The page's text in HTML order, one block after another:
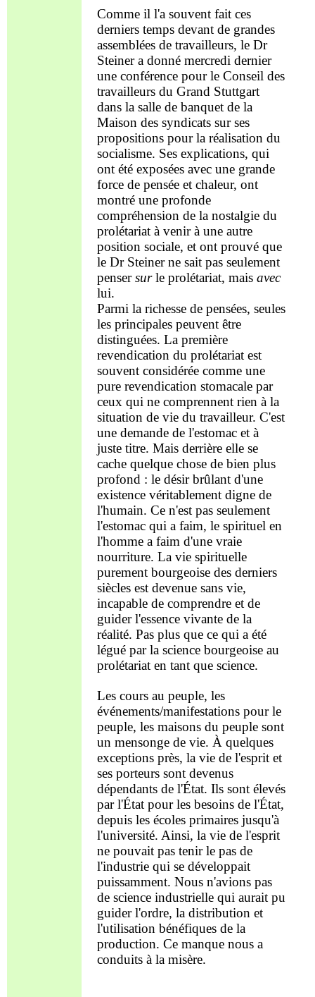
Comme il l'a souvent fait ces
derniers temps devant de grandes
assemblées de travailleurs, le Dr
Steiner a donné mercredi dernier
une conférence pour le Conseil des
travailleurs du Grand Stuttgart
dans la salle de banquet de la
Maison des syndicats sur ses
propositions pour la réalisation du
socialisme. Ses explications, qui
ont été exposéesavec une grande
forcede pensée etchaleur, ont
montré une profonde
compréhension de la nostalgiedu
prolétariat à venir àune autre
position sociale, et ont prouvé que
le Dr Steiner ne sait pas seulement
pensersurleprolétariat, mais avec
lui.
Parmi la richessede pensées, seules
les principales peuvent être
distinguées. La première
revendication du prolétariat est
souvent considérée comme une
purerevendication stomacale par
ceux qui ne comprennent rien à la
situation de vie du travailleur. C'est
une demande de l'estomac et à
juste titre. Mais derrière elle se
cache quelque chose de bien plus
profond : le désir brûlant d'une
existence véritablement digne de
l'humain. Ce n'est pas seulement
l'estomac qui a faim, le spirituel en
l'homme a faim d'une vraie
nourriture. La vie spirituelle
purement bourgeoise des derniers
siècles est devenue sans vie,
incapable de comprendre et de
guider l'essence vivante de la
réalité. Pas plus que ce qui a été
légué par la science bourgeoise au
prolétariat en tant que science.
Les cours au peuple, les
événements/manifestations pour le
peuple, les maisons du peuplesont
un mensonge devie. À quelques
exceptions près, la vie de l'espritet
ses porteurs sont devenus
dépendants de l'État. Ils sont élevés
par l'État pour les besoins de l'État,
depuis les écoles primaires jusqu'à
l'université. Ainsi, la vie de l'esprit
ne pouvait pas tenirle pasde
l'industrie qui se développait
puissamment. Nous n'avions pas
de science industrielle qui aurait pu
guider l'ordre, la distribution et
l'utilisation bénéfiques de la
production. Ce manque nous a
conduits à la misère.